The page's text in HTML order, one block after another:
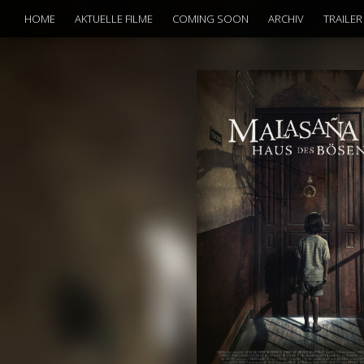
HOME AKTUELLE FILME COMING SOON ARCHIV TRAILER